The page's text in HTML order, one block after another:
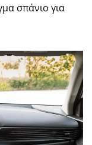
σπάνιο για